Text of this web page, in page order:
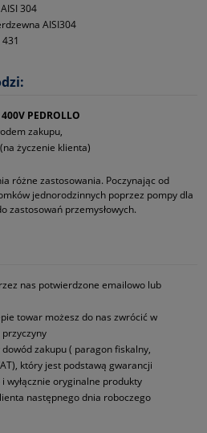
304
AISI304
PEDROLLO
zakupu,
życzenie klienta)
różne zastosowania. Poczynając od
jednorodzinnych poprzez pompy dla
zastosowań przemysłowych.
nas potwierdzone emailowo lub
towar możesz do nas zwrócić w
zakupu ( paragon fiskalny,
który jest podstawą gwarancji
wyłącznie oryginalne produkty
następnego dnia roboczego